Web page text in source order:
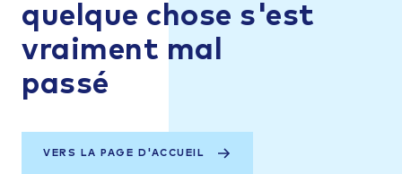
quelque chose s'est
vraiment mal
passé
VERS LA PAGE D'ACCUEIL